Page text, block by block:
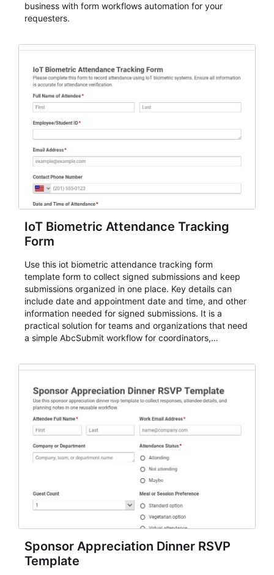
business with form workflows automation for your
requesters.
IoT Biometric Attendance Tracking
Form
Use this iot biometric attendance tracking form
template form to collect signed submissions and keep
submissions organized in one place. Key details can
include date and appointment date and time, and other
information needed for signed submissions. It is a
practical solution for teams and organizations that need
a simple AbcSubmit workflow for coordinators,
Sponsor Appreciation Dinner RSVP
Template